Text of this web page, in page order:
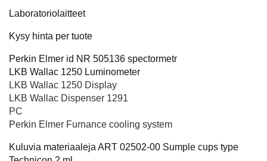
Laboratoriolaitteet
Kysy hinta per tuote
Perkin Elmer id NR 505136 spectormetr
LKB Wallac 1250 Luminometer
LKB Wallac 1250 Display
LKB Wallac Dispenser 1291
PC
Perkin Elmer Furnance cooling system
Kuluvia materiaaleja ART 02502-00 Sumple cups type